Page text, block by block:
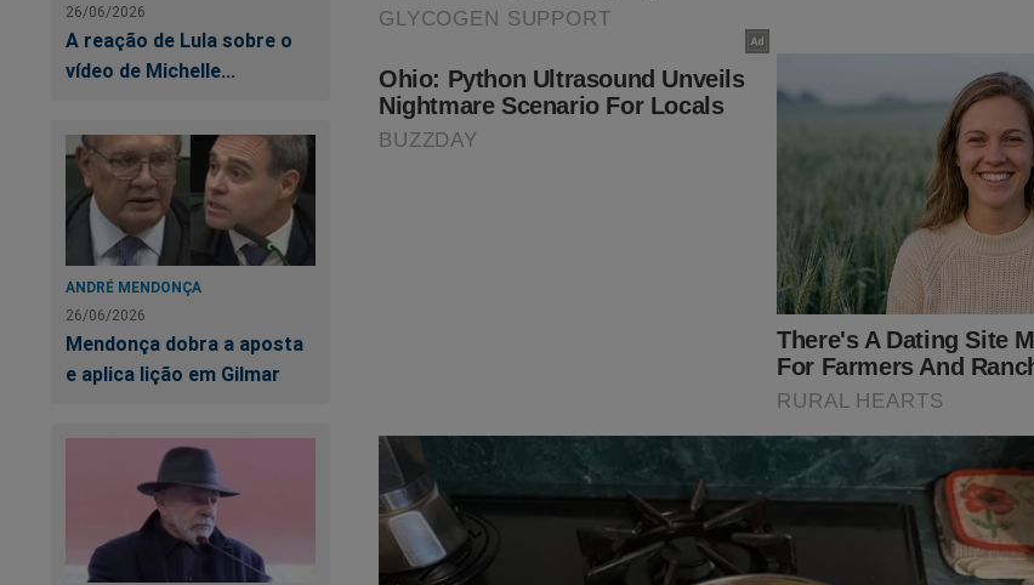
26/06/2026
A reação de Lula sobre o
vídeo de Michelle...
ANDRÉ MENDONÇA
26/06/2026
Mendonça dobra a aposta
e aplica lição em Gilmar